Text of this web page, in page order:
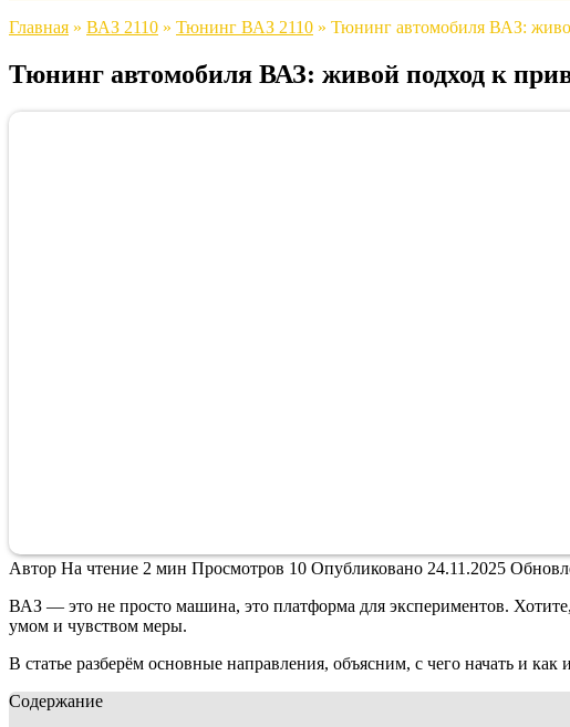
Главная » ВАЗ 2110 » Тюнинг ВАЗ 2110 » Тюнинг автомобиля ВАЗ:
Тюнинг автомобиля ВАЗ: живой подход к
Автор На чтение 2 мин Просмотров 10 Опубликовано 24.11.2025
ВАЗ — это не просто машина, это платформа для экспериментов.
умом и чувством меры.
В статье разберём основные направления, объясним, с чего начать и
Содержание